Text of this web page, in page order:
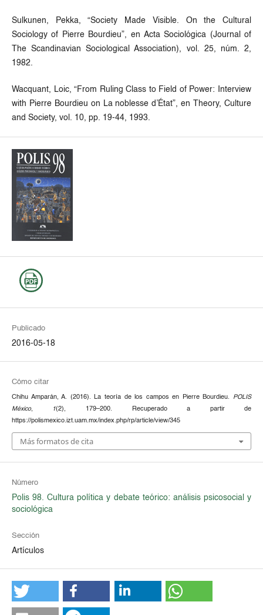
Sulkunen, Pekka, “Society Made Visible. On the Cultural
Sociology of Pierre Bourdieu”, en Acta Sociológica (Journal of
The Scandinavian Sociological Association), vol. 25, núm. 2,
1982.
Wacquant, Loic, “From Ruling Class to Field of Power: Interview
with Pierre Bourdieu on La noblesse d’État”, en Theory, Culture
and Society, vol. 10, pp. 19-44, 1993.
Publicado
2016-05-18
Cómo citar
Chihu Amparán, A. (2016). La teoría de los campos en Pierre Bourdieu. POLIS
México, 1(2), 179–200. Recuperado a partir de
https://polismexico.izt.uam.mx/index.php/rp/article/view/345
Más formatos de cita
Número
Polis 98. Cultura política y debate teórico: análisis psicosocial y
sociológica
Sección
Artículos